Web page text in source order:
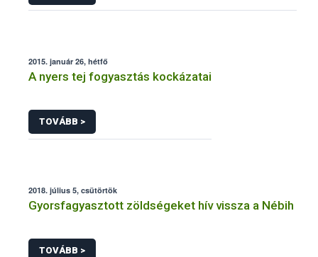
2015. január 26, hétfő
A nyers tej fogyasztás kockázatai
TOVÁBB >
2018. július 5, csütörtök
Gyorsfagyasztott zöldségeket hív vissza a Nébih
TOVÁBB >